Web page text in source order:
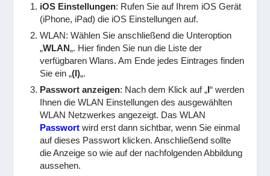
iOS Einstellungen: Rufen Sie auf Ihrem iOS Gerät
(iPhone, iPad) die iOS Einstellungen auf.
WLAN: Wählen Sie anschließend die Unteroption
„WLAN„. Hier finden Sie nun die Liste der
verfügbaren Wlans. Am Ende jedes Eintrages finden
Sie ein „(I)„.
Passwort anzeigen: Nach dem Klick auf „I“ werden
Ihnen die WLAN Einstellungen des ausgewählten
WLAN Netzwerkes angezeigt. Das WLAN
Passwort wird erst dann sichtbar, wenn Sie einmal
auf dieses Passwort klicken. Anschließend sollte
die Anzeige so wie auf der nachfolgenden Abbildung
aussehen.